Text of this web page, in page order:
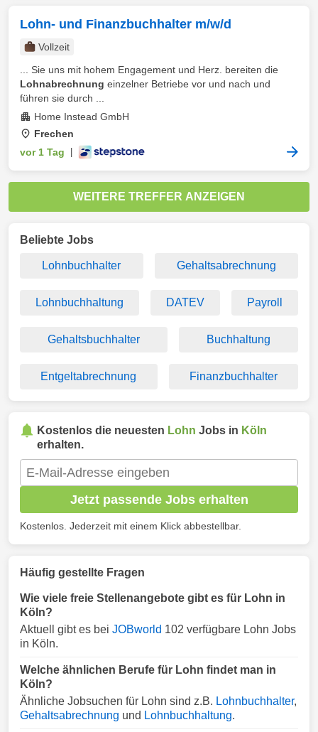
Lohn- und Finanzbuchhalter m/w/d
Vollzeit
... Sie uns mit hohem Engagement und Herz. bereiten die
Lohnabrechnung einzelner Betriebe vor und nach und
führen sie durch ...
Home Instead GmbH
Frechen
vor 1 Tag
WEITERE TREFFER ANZEIGEN
Beliebte Jobs
Lohnbuchhalter Gehaltsabrechnung
Lohnbuchhaltung DATEV Payroll
Gehaltsbuchhalter Buchhaltung
Entgeltabrechnung Finanzbuchhalter
Kostenlos die neuesten Lohn Jobs in Köln
erhalten.
Jetzt passende Jobs erhalten
Kostenlos. Jederzeit mit einem Klick abbestellbar.
Häufig gestellte Fragen
Wie viele freie Stellenangebote gibt es für Lohn in
Köln?
Aktuell gibt es bei JOBworld 102 verfügbare Lohn Jobs
in Köln.
Welche ähnlichen Berufe für Lohn findet man in
Köln?
Ähnliche Jobsuchen für Lohn sind z.B. Lohnbuchhalter,
Gehaltsabrechnung und Lohnbuchhaltung.